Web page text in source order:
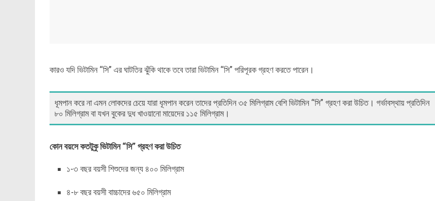
কারও যদি ভিটামিন “সি” এর ঘাটতির ঝুঁকি থাকে তবে তারা ভিটামিন “সি” পরিপূরক গ্রহণ করতে পারেন।
ধূমপান করে না এমন লোকদের চেয়ে যারা ধূমপান করেন তাদের প্রতিদিন ৩৫ মিলিগ্রাম বেশি ভিটামিন “সি” গ্রহণ করা উচিত। গর্ভাবস্থায় প্রতিদিন
৮০ মিলিগ্রাম বা যখন বুকের দুধ খাওয়ানো মায়েদের ১১৫ মিলিগ্রাম।
কোন বয়সে কতটুকু ভিটামিন “সি” গ্রহণ করা উচিত
১-৩ বছর বয়সী শিশুদের জন্য ৪০০ মিলিগ্রাম
৪-৮ বছর বয়সী বাচ্চাদের ৬৫০ মিলিগ্রাম